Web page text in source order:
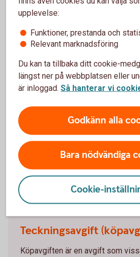
teckningsavgift och eventuella
Mer information
Transaktionskostnader
Transaktionskostnader, även kallat
kostnader för att köpa och sälja
Det är alltså kostnader som
för köp och försäljning av
Teckningsavgift
Köpavgiften är en avgift som
upplevelse:
Funktioner, prestanda och
Relevant marknadsföring
Du kan ta tillbaka ditt cookie-
längst ner på webbplatsen eller
är inloggad. Så hanterar vi
Godkänn alla
Bara nödvändiga
Cookie-